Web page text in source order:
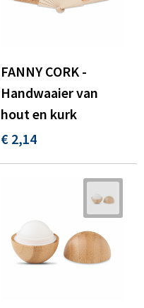
FANNY CORK -
Handwaaier van
hout en kurk
€ 2,14